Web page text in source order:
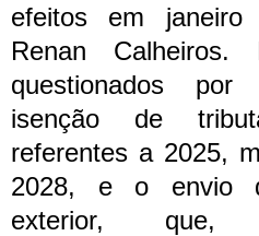
efeitos em janeiro
Renan Calheiros.
questionados
isenção de
referentes a 2025,
2028, e o envio
exterior, que,